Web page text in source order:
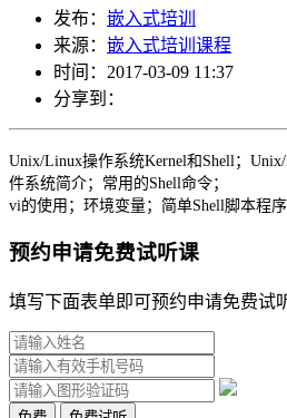
发布： 嵌入式培训
来源： 嵌入式培训课程
时间： 2017-03-09 11:37
分享到：
Unix/Linux操作系统Kernel和Shell；
件系统简介；常用的Shell命令；
vi的使用；环境变量；简单Shell脚本程序
预约申请免费试听课
填写下面表单即可预约申请免费试